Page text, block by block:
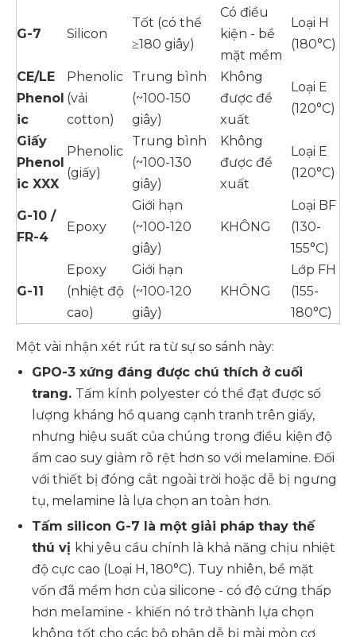
G-7 Silicon
Tốt (có thể
≥180 giây)
Có điều
kiện - bề
mặt mềm
Loại H
(180°C)
CE/LE
Phenol
ic
Phenolic
(vải
cotton)
Trung bình
(~100-150
giây)
Không
được đề
xuất
Loại E
(120°C)
Giấy
Phenol
ic XXX
Phenolic
(giấy)
Trung bình
(~100-130
giây)
Không
được đề
xuất
Loại E
(120°C)
G-10 /
FR-4
Epoxy
Giới hạn
(~100-120
giây)
KHÔNG
Loại BF
(130-
155°C)
G-11
Epoxy
(nhiệt độ
cao)
Giới hạn
(~100-120
giây)
KHÔNG
Lớp FH
(155-
180°C)
Một vài nhận xét rút ra từ sự so sánh này:
GPO-3 xứng đáng được chú thích ở cuối
trang. Tấm kính polyester có thể đạt được số
lượng kháng hồ quang cạnh tranh trên giấy,
nhưng hiệu suất của chúng trong điều kiện độ
ẩm cao suy giảm rõ rệt hơn so với melamine. Đối
với thiết bị đóng cắt ngoài trời hoặc dễ bị ngưng
tụ, melamine là lựa chọn an toàn hơn.
Tấm silicon G-7 là một giải pháp thay thế
thú vị khi yêu cầu chính là khả năng chịu nhiệt
độ cực cao (Loại H, 180°C). Tuy nhiên, bề mặt
vốn đã mềm hơn của silicone - có độ cứng thấp
hơn melamine - khiến nó trở thành lựa chọn
không tốt cho các bộ phận dễ bị mài mòn cơ